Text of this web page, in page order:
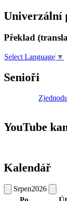
Univerzální
Překlad
Select Language ▼
Senioři
YouTube
Kalendář
Srpen2026